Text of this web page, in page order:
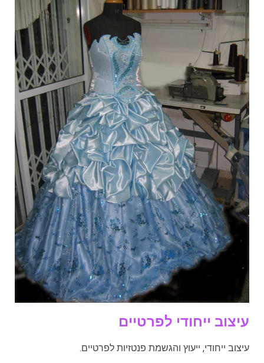
עיצוב ייחודי לפרטיים
עיצוב ייחודי, ייעוץ והגשמת פנטזיות לפרטיים.